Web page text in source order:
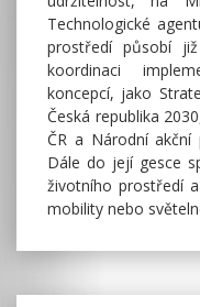
Technologické
prostředí působí
koordinaci
koncepcí, jako
Česká republika
ČR a Národní
Dále do její gesce
životního prostředí
mobility nebo